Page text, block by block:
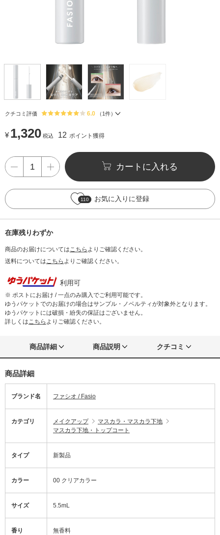
クチコミ評価 6.0 （ 1 件）
¥ 1,320 税込 12 ポイント獲得
カートに入れる
110 お気に入りに登録
在庫残りわずか
商品のお届けについてはこちら よりご確認ください。
送料についてはこちら よりご確認ください。
利用可
※ ポストにお届け / 一点のみ購入でご利用可能です。
ゆうパケットでのお届けの場合はサンプル・ノベルティが対象外となります。
ゆうパケットには破損・紛失の保証はございません。
詳しくはこちら よりご確認ください。
商品詳細 商品説明 クチコミ
商品詳細
ブランド名 ファシオ / Fasio
カテゴリ メイクアップ
マスカラ・マスカラ下地
マスカラ下地・トップコート
タイプ 新製品
カラー 00 クリアカラー
サイズ 5.5mL
香り 無香料